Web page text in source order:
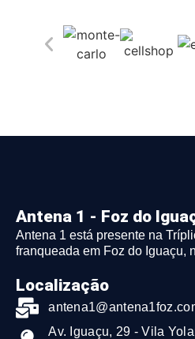
Antena 1 - Foz do
Antena 1 está presente na
franqueada em Foz do Iguaçu,
Localização
Av. Iguaçu, 29 - Vila